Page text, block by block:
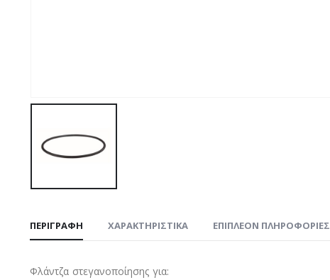
ΠΕΡΙΓΡΑΦΉ ΧΑΡΑΚΤΗΡΙΣΤΙΚΑ ΕΠΙΠΛΈΟΝ ΠΛΗΡΟΦΟΡΊΕΣ
Φλάντζα στεγανοποίησης για: